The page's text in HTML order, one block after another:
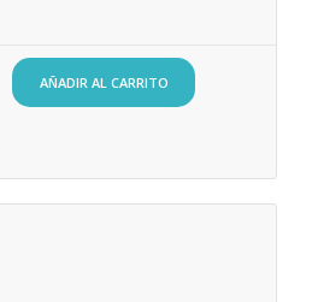
AÑADIR AL CARRITO